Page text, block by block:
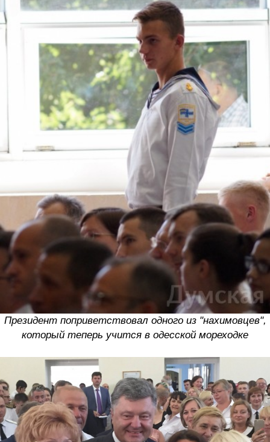
Президент поприветствовал одного из "нахимовцев",
который теперь учится в одесской мореходке